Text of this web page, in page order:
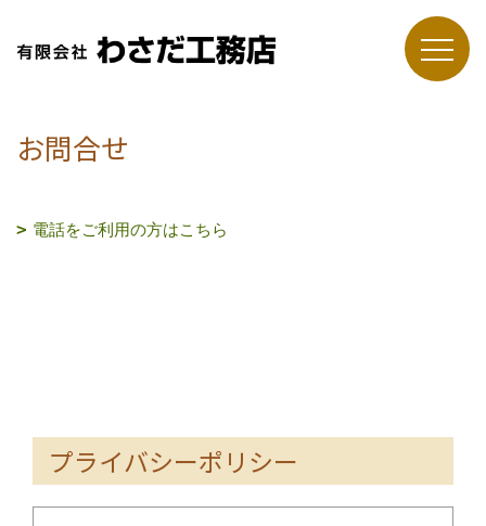
お問合せ
電話をご利用の方はこちら
プライバシーポリシー